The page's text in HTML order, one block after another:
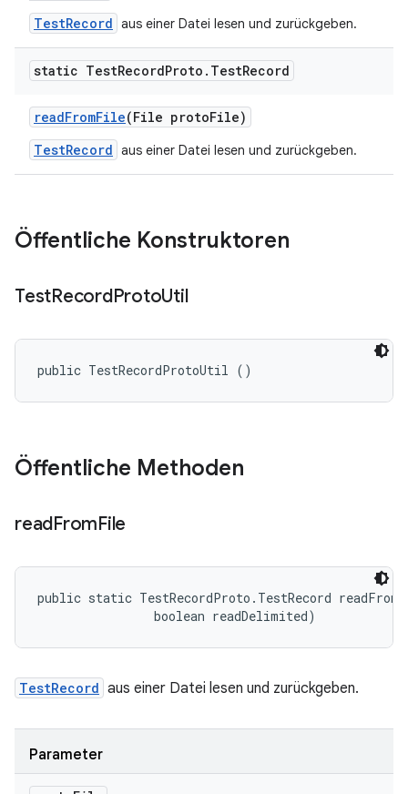
TestRecord aus einer Datei lesen und zurückgeben.
static TestRecordProto . TestRecord
readFromFile(File protoFile)
TestRecord aus einer Datei lesen und zurückgeben.
Öffentliche Konstruktoren
TestRecordProtoUtil
public TestRecordProtoUtil ()
Öffentliche Methoden
readFromFile
public static TestRecordProto.TestRecord
                boolean readDelimited)
TestRecord aus einer Datei lesen und zurückgeben.
Parameter